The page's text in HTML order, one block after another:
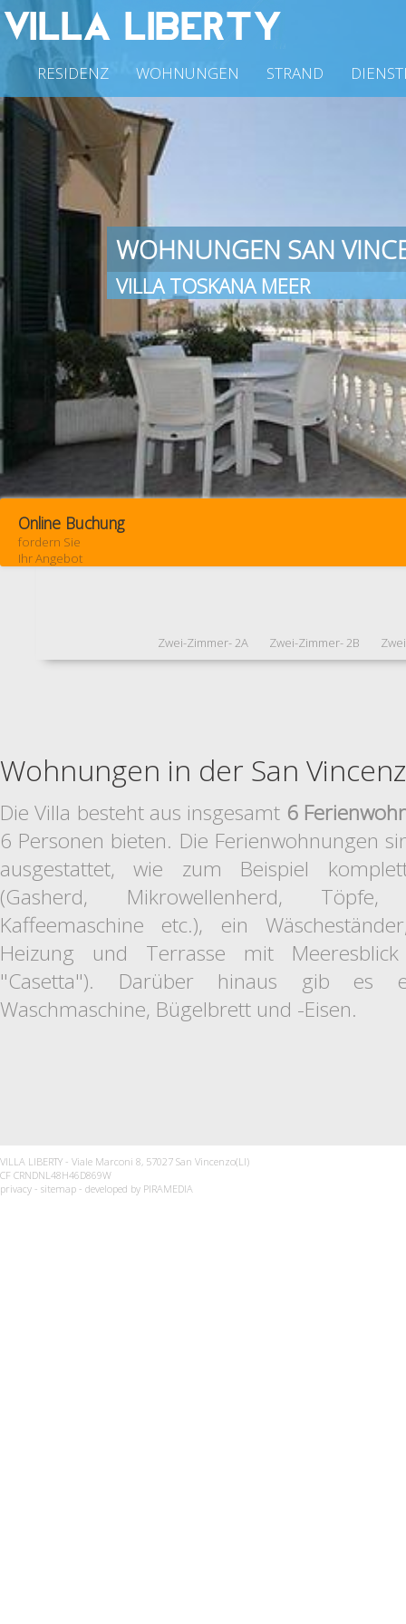
STRAND
WOHNUNGEN
RESIDENZ
WOHNUNGEN SAN
VILLA TOSKANA MEER
Online Buchung
fordern Sie
Ihr Angebot
Zwei-Zimmer- 2A Zwei-Zimmer- 2B
Wohnungen in der San
Die Villa besteht aus insgesamt 6
6 Personen bieten. Die Ferienwohnungen
ausgestattet, wie zum Beispiel
(Gasherd, Mikrowellenherd, Töpfe,
Kaffeemaschine etc.), ein
Heizung und Terrasse mit
"Casetta"). Darüber hinaus gib es
Waschmaschine, Bügelbrett und -Eisen.
VILLA LIBERTY - Viale Marconi 8, 57027 San Vincenzo(LI)
CF CRNDNL48H46D869W
privacy - sitemap - developed by PIRAMEDIA